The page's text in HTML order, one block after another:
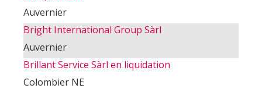
Auvernier
Bright International Group Sàrl
Auvernier
Brillant Service Sàrl en liquidation
Colombier NE